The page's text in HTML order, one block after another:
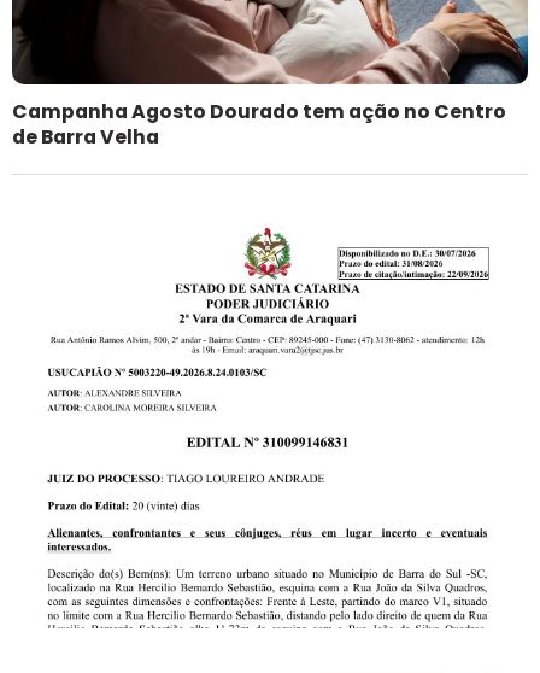
Campanha Agosto Dourado tem ação no Centro
de Barra Velha